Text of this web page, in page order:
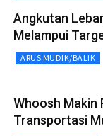
Angkutan
Melampui
ARUS MUDIK/BALIK
Whoosh Makin
Transportasi